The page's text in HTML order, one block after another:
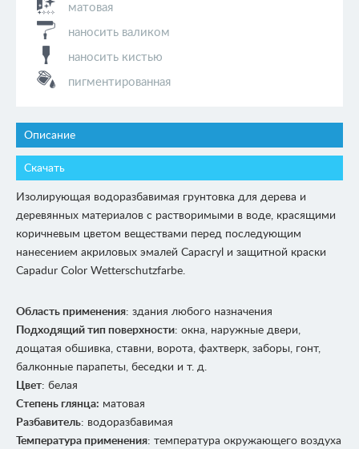
матовая
наносить валиком
наносить кистью
пигментированная
Описание
Скачать
Изолирующая водоразбавимая грунтовка для дерева и
деревянных материалов с растворимыми в воде, красящими
коричневым цветом веществами перед последующим
нанесением акриловых эмалей Capacryl и защитной краски
Capadur Color Wetterschutzfarbe.
Область применения: здания любого назначения
Подходящий тип поверхности: окна, наружные двери,
дощатая обшивка, ставни, ворота, фахтверк, заборы, гонт,
балконные парапеты, беседки и т. д.
Цвет: белая
Степень глянца: матовая
Разбавитель: водоразбавимая
Температура применения: температура окружающего воздуха